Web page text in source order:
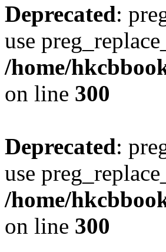
Deprecated:
use
/home/
on line 300
Deprecated:
use
/home/
on line 300